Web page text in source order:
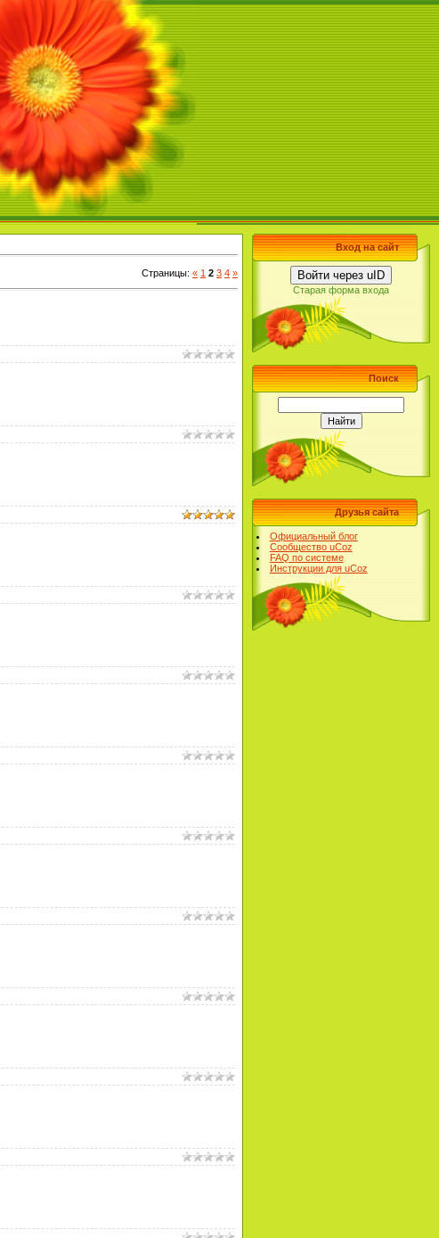
Страницы: « 1 2 3 4 »
Вход на сайт
Войти через uID
Старая форма входа
Поиск
Друзья сайта
Официальный блог
Сообщество uCoz
FAQ по системе
Инструкции для uCoz